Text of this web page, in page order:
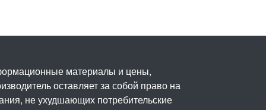
материалы и цены,
оставляет за собой право на
не ухудшающих потребительские